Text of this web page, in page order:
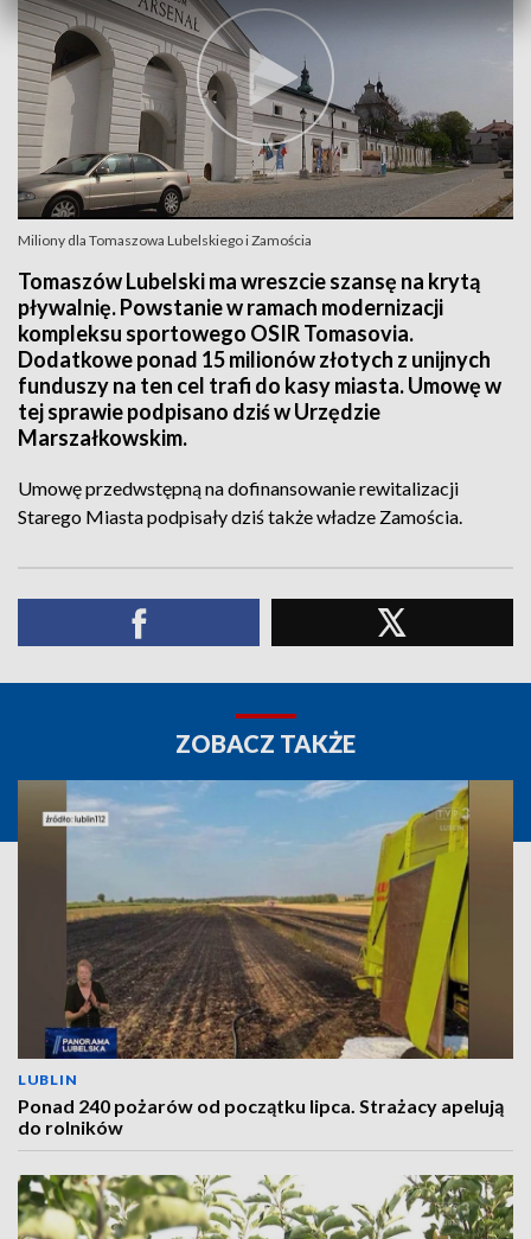
Miliony dla Tomaszowa Lubelskiego i Zamościa
Tomaszów Lubelski ma wreszcie szansę na krytą
pływalnię. Powstanie w ramach modernizacji
kompleksu sportowego OSIR Tomasovia.
Dodatkowe ponad 15 milionów złotych z unijnych
funduszy na ten cel trafi do kasy miasta. Umowę w
tej sprawie podpisano dziś w Urzędzie
Marszałkowskim.
Umowę przedwstępną na dofinansowanie rewitalizacji
Starego Miasta podpisały dziś także władze Zamościa.
ZOBACZ TAKŻE
LUBLIN
Ponad 240 pożarów od początku lipca. Strażacy apelują
do rolników